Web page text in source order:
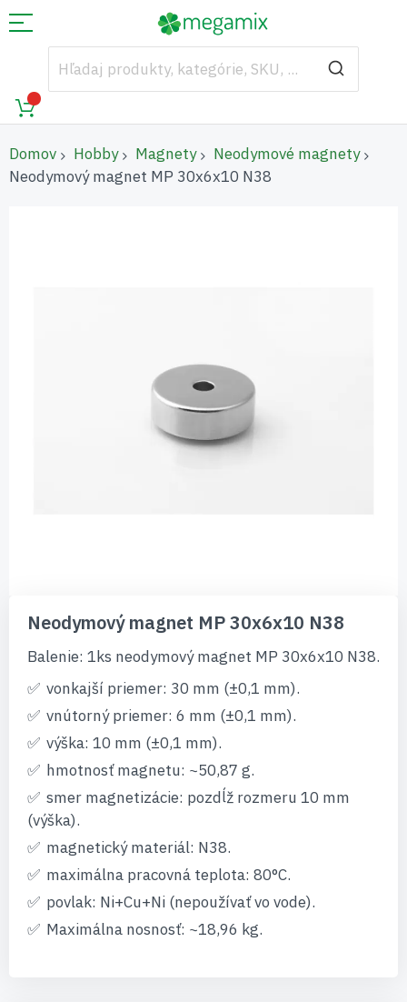
Domov Hobby Magnety
Neodymové magnety
Neodymový magnet MP 30x6x10 N38
začiatok
galérie
obrázkov
Neodymový magnet MP 30x6x10 N38
Balenie: 1ks neodymový magnet MP 30x6x10 N38.
vonkajší priemer: 30 mm (±0,1 mm).
vnútorný priemer: 6 mm (±0,1 mm).
výška: 10 mm (±0,1 mm).
hmotnosť magnetu: ~50,87 g.
smer magnetizácie: pozdĺž rozmeru 10 mm
(výška).
magnetický materiál: N38.
maximálna pracovná teplota: 80°C.
povlak: Ni+Cu+Ni (nepoužívať vo vode).
Maximálna nosnosť: ~18,96 kg.